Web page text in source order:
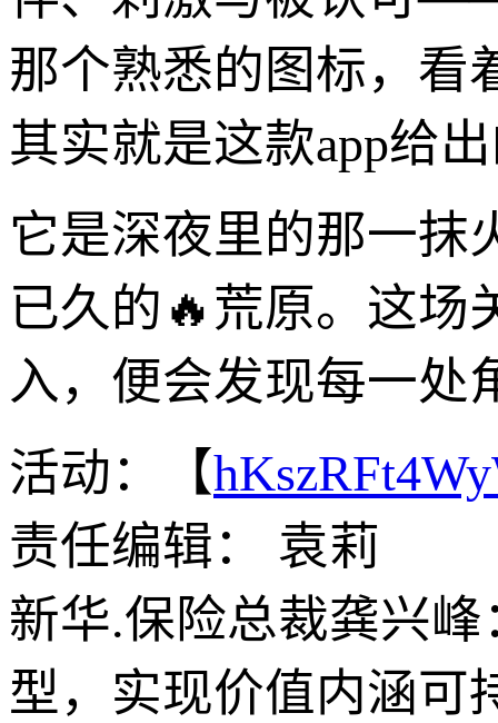
那个熟悉的图标，看
其实就是这款app给
它是深夜里的那一抹
已久的🔥荒原。这场
入，便会发现每一处
活动：【
责任编辑： 袁莉
新华.保险总裁龚兴
型，实现价值内涵可